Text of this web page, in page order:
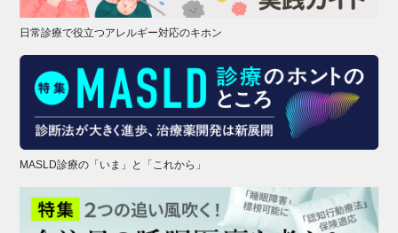
日常診療で役立つアレルギー対応のキホン
MASLD診療の「いま」と「これから」